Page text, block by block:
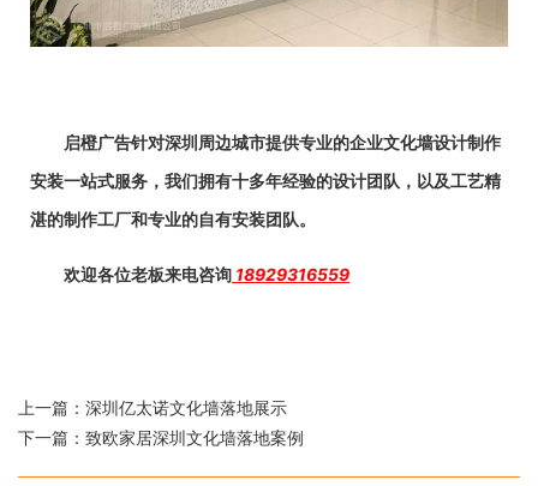
启橙广告针对深圳周边城市提供专业的企业文化墙设计制作
安装一站式服务，我们拥有十多年经验的设计团队，以及工艺精
湛的制作工厂和专业的自有安装团队。
欢迎各位老板来电咨询 18929316559
上一篇： 深圳亿太诺文化墙落地展示
下一篇： 致欧家居深圳文化墙落地案例